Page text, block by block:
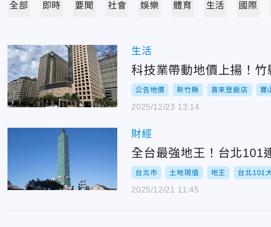
全部 即時 要聞 社會 娛樂 體育 生活 國際
生活
科技業帶動地價上揚！
公告地價 新竹縣 喜來登飯店 寶
2025/12/23 13:14
財經
全台最強地王！台北
台北市 土地現值 地王 台北101
2025/12/21 11:45